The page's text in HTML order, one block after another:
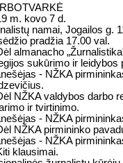
m. kovo 7 d.
namai, Jogailos g.
pradžia 17.00 val.
almanacho
sukūrimo ir leidybos
- NŽKA
NŽKA valdybos darbo
ir tvirtinimo.
- NŽKA
NŽKA pirmininko
- NŽKA
klausimai.